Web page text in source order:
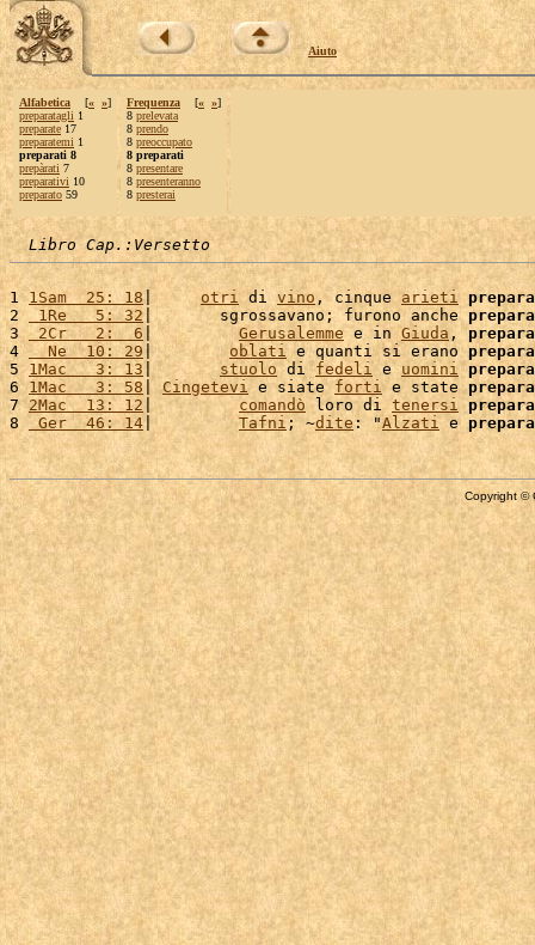
Aiuto
Alfabetica [« »]
preparatagli 1
preparate 17
preparatemi 1
preparati 8
prepàrati 7
preparativi 10
preparato 59
Frequenza [« »]
8 prelevata
8 prendo
8 preoccupato
8 preparati
8 presentare
8 presenteranno
8 presterai
Libro Cap.:Versetto
1 1Sam  25: 18| otri di vino , cinque arieti
2
1Re   5: 32 |       sgrossavano; furono anche
3 2Cr   2:  6 | Gerusalemme e in Giuda ,
4
  Ne  10: 29
| oblati e quanti si erano
5 1Mac   3: 13 | stuolo di fedeli e uomini
6 1Mac   3: 58 | Cingetevi e siate forti e state
7 2Mac  13: 12 | comandò loro di tenersi
8 Ger  46: 14 | Tafni; ~dite : "Alzati e
Copyright ©